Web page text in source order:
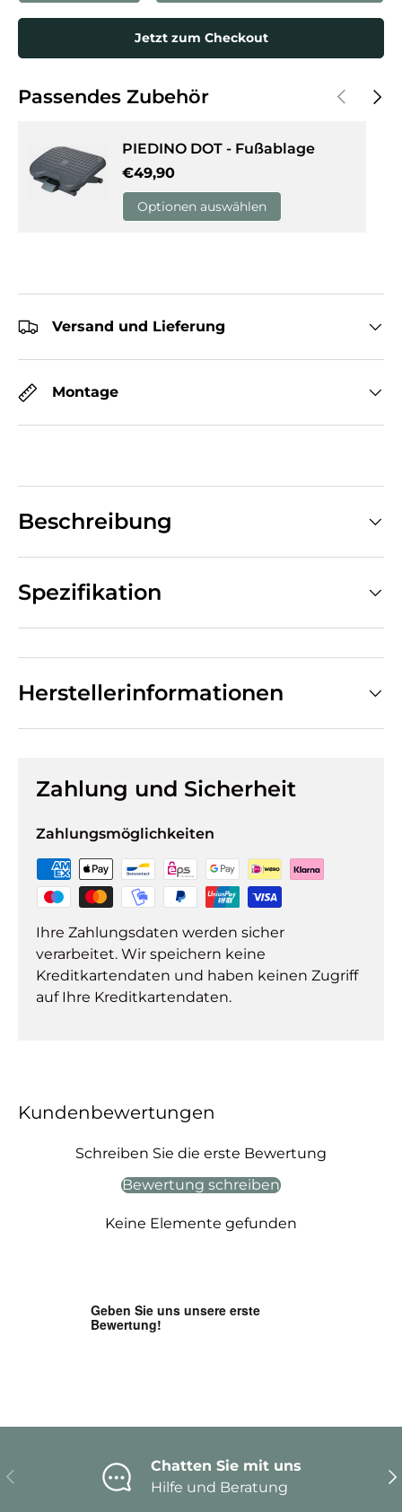
Jetzt zum Checkout
Passendes Zubehör Vorherige
PIEDINO DOT - Fußablage
Normaler Preis
€49,90
Optionen auswählen
Versand und Lieferung
Montage
Beschreibung
Spezifikation
Herstellerinformationen
Zahlung und Sicherheit
Zahlungsmöglichkeiten
Ihre Zahlungsdaten werden sicher
verarbeitet. Wir speichern keine
Kreditkartendaten und haben keinen Zugriff
auf Ihre Kreditkartendaten.
Kundenbewertungen
Schreiben Sie die erste Bewertung
Bewertung schreiben
Keine Elemente gefunden
Vorherige
Chatten Sie mit uns
Hilfe und Beratung